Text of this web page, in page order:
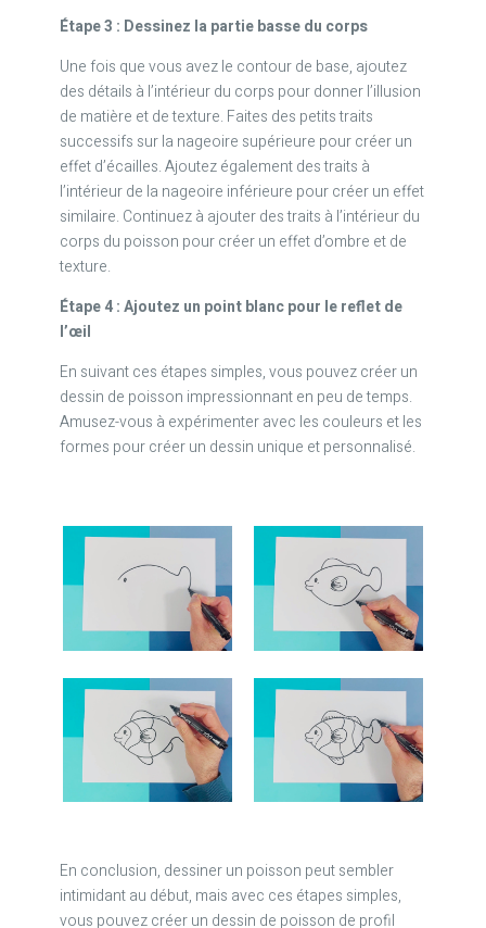
Étape 3 : Dessinez la partie basse du corps
Une fois que vous avez le contour de base, ajoutez
des détails à l’intérieur du corps pour donner l’illusion
de matière et de texture. Faites des petits traits
successifs sur la nageoire supérieure pour créer un
effet d’écailles. Ajoutez également des traits à
l’intérieur de la nageoire inférieure pour créer un effet
similaire. Continuez à ajouter des traits à l’intérieur du
corps du poisson pour créer un effet d’ombre et de
texture.
Étape 4 : Ajoutez un point blanc pour le reflet de
l’œil
En suivant ces étapes simples, vous pouvez créer un
dessin de poisson impressionnant en peu de temps.
Amusez-vous à expérimenter avec les couleurs et les
formes pour créer un dessin unique et personnalisé.
En conclusion, dessiner un poisson peut sembler
intimidant au début, mais avec ces étapes simples,
vous pouvez créer un dessin de poisson de profil